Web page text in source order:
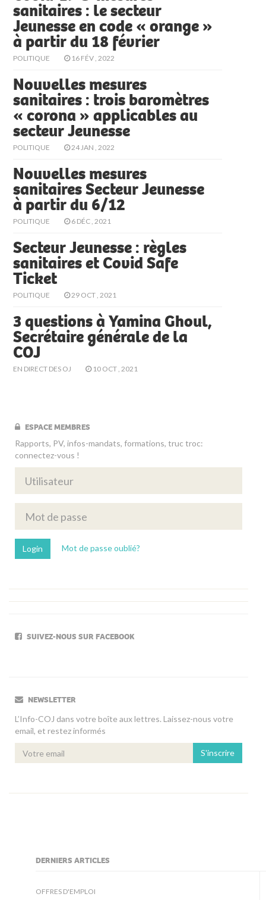
sanitaires : le secteur
Jeunesse en code « orange »
à partir du 18 février
POLITIQUE 16 FÉV , 2022
Nouvelles mesures
sanitaires : trois baromètres
« corona » applicables au
secteur Jeunesse
POLITIQUE 24 JAN , 2022
Nouvelles mesures
sanitaires Secteur Jeunesse
à partir du 6/12
POLITIQUE 6 DÉC , 2021
Secteur Jeunesse : règles
sanitaires et Covid Safe
Ticket
POLITIQUE 29 OCT , 2021
3 questions à Yamina Ghoul,
Secrétaire générale de la
COJ
EN DIRECT DES OJ 10 OCT , 2021
ESPACE MEMBRES
Rapports, PV, infos-mandats, formations, truc troc:
connectez-vous !
Mot de passe oublié?
SUIVEZ-NOUS SUR FACEBOOK
NEWSLETTER
L’Info-COJ dans votre boîte aux lettres. Laissez-nous votre
email, et restez informés
S'inscrire
DERNIERS ARTICLES
OFFRES D'EMPLOI